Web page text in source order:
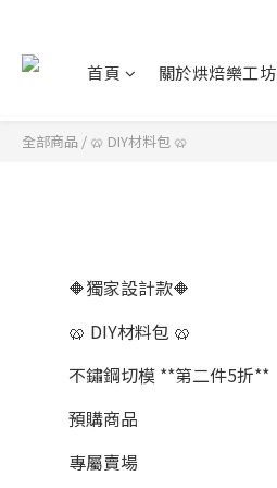
首頁 關於烘焙樂工坊
全部商品 / 🥨 DIY材料包 🥨
🔶獨家設計款🔶
🥨 DIY材料包 🥨
不鏽鋼切模 **第二件5折**
預購商品
專屬賣場